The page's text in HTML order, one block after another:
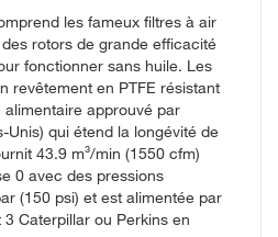
les fameux filtres à air
rotors de grande efficacité
fonctionner sans huile. Les
revêtement en PTFE résistant
approuvé par
Unis) qui étend la longévité de
43.9 m³/min (1550 cfm)
0 avec des pressions
(150 psi) et est alimentée par
Caterpillar ou Perkins en